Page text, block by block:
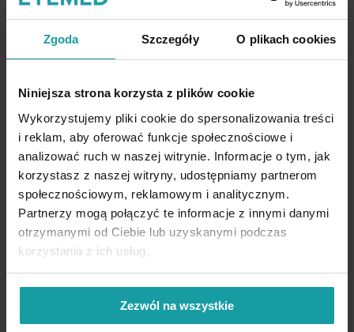
Zgoda Szczegóły O plikach cookies
Niniejsza strona korzysta z plików cookie
Wykorzystujemy pliki cookie do spersonalizowania treści
i reklam, aby oferować funkcje społecznościowe i
analizować ruch w naszej witrynie. Informacje o tym, jak
korzystasz z naszej witryny, udostępniamy partnerom
społecznościowym, reklamowym i analitycznym.
Partnerzy mogą połączyć te informacje z innymi danymi
otrzymanymi od Ciebie lub uzyskanymi podczas
korzystania z ich usług.
Zezwól na wszystkie
bez konsultacji z lekarzem.
Kiedy naświetlenie
oczu wymaga wizyty
u lekarza?
Choć wiele przypadków ma łagodny przebieg,
nie zawsze wystarczą domowe metody.
Konsultacja okulistyczna jest wskazana, gdy:
ból nie ustępuje po 24 godzinach,
pojawia się wyraźnepogorszenie
widzenia,